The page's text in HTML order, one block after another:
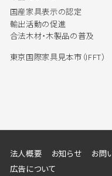
国産家具表示の認定
輸出活動の促進
合法木材・木製品の普及
東京国際家具見本市（IFFT）
法人概要 お知らせ お問
広告について